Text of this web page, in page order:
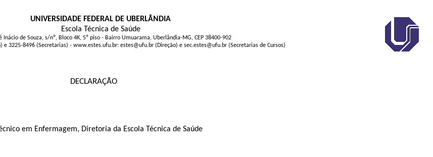
UNIVERSIDADE FEDERAL DE UBERLÂNDIA
Escola Técnica de Saúde
Inácio de Souza, s/nº, Bloco 4K, 5º piso - Bairro Umuarama, Uberlândia-MG, CEP 38400-902
e 3225-8496 (Secretarias) - www.estes.ufu.br: estes@ufu.br (Direção) e sec.estes@ufu.br (Secretarias de Cursos)
DECLARAÇÃO
em Enfermagem, Diretoria da Escola Técnica de Saúde